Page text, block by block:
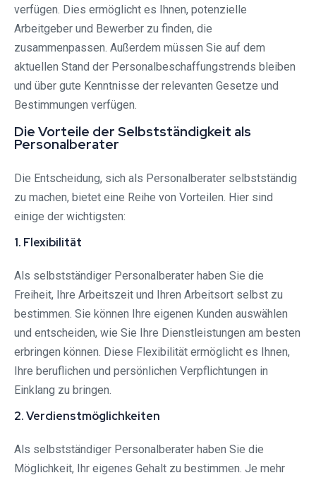
verfügen. Dies ermöglicht es Ihnen, potenzielle
Arbeitgeber und Bewerber zu finden, die
zusammenpassen. Außerdem müssen Sie auf dem
aktuellen Stand der Personalbeschaffungstrends bleiben
und über gute Kenntnisse der relevanten Gesetze und
Bestimmungen verfügen.
Die Vorteile der Selbstständigkeit als
Personalberater
Die Entscheidung, sich als Personalberater selbstständig
zu machen, bietet eine Reihe von Vorteilen. Hier sind
einige der wichtigsten:
1. Flexibilität
Als selbstständiger Personalberater haben Sie die
Freiheit, Ihre Arbeitszeit und Ihren Arbeitsort selbst zu
bestimmen. Sie können Ihre eigenen Kunden auswählen
und entscheiden, wie Sie Ihre Dienstleistungen am besten
erbringen können. Diese Flexibilität ermöglicht es Ihnen,
Ihre beruflichen und persönlichen Verpflichtungen in
Einklang zu bringen.
2. Verdienstmöglichkeiten
Als selbstständiger Personalberater haben Sie die
Möglichkeit, Ihr eigenes Gehalt zu bestimmen. Je mehr